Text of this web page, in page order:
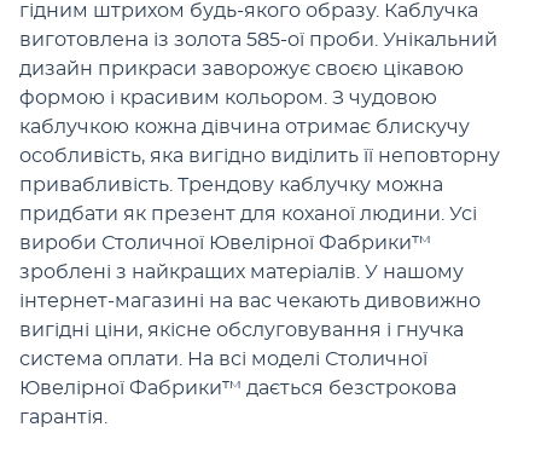
гідним штрихом будь-якого образу. Каблучка
виготовлена із золота 585-ої проби. Унікальний
дизайн прикраси заворожує своєю цікавою
формою і красивим кольором. З чудовою
каблучкою кожна дівчина отримає блискучу
особливість, яка вигідно виділить її неповторну
привабливість. Трендову каблучку можна
придбати як презент для коханої людини. Усі
вироби Столичної Ювелірної Фабрики™
зроблені з найкращих матеріалів. У нашому
інтернет-магазині на вас чекають дивовижно
вигідні ціни, якісне обслуговування і гнучка
система оплати. На всі моделі Столичної
Ювелірної Фабрики™ дається безстрокова
гарантія.